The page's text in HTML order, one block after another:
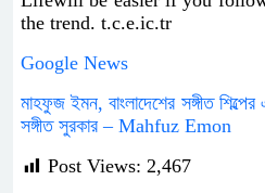
the trend. t.c.e.ic.tr
Google News
মাহফুজ ইমন, বাংলাদেশের সঙ্গীত
সঙ্গীত সুরকার – Mahfuz Emon
Post Views: 2,467